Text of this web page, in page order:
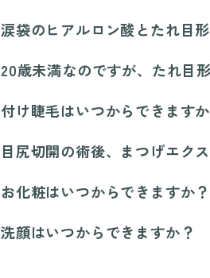
涙袋のヒアルロン酸とたれ目
20歳未満なのですが、たれ目
付け睫毛はいつからできます
目尻切開の術後、まつげエク
お化粧はいつからできますか？
洗顔はいつからできますか？